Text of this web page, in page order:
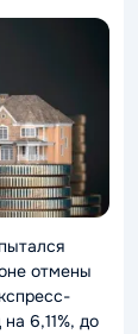
отмены
6,11%, до